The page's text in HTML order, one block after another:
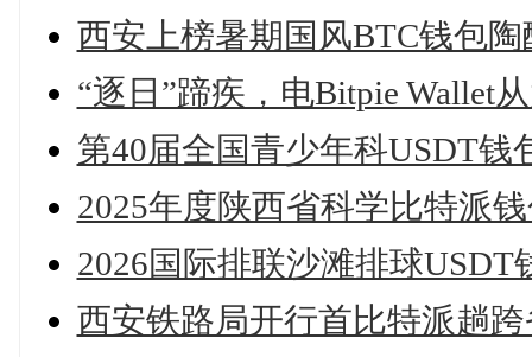
西安上榜暑期国风BTC钱包
“逐日”蹄疾，电Bitpie Wallet
第40届全国青少年科USDT钱
2025年度陕西省科学比特派
2026国际排联沙滩排球
西安铁路局开行首比特派趟